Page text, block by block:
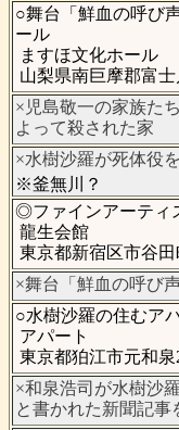
○舞台「鮮血の呼び
ール
ますほ文化ホール
山梨県南巨摩郡富
×児島敬一の家族た
よって殺された家
×水樹沙羅が死体役
※釜無川？
◎ファインアーティ
龍生会館
東京都新宿区市谷田
×舞台「鮮血の呼び
○水樹沙羅の住むア
アパート
東京都狛江市元和泉
×和泉浩司が水樹沙
と書かれた新聞記事